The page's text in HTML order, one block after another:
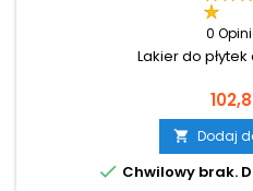
0
Lakier do
Cena
 Dodaj
 Chwilowy brak.